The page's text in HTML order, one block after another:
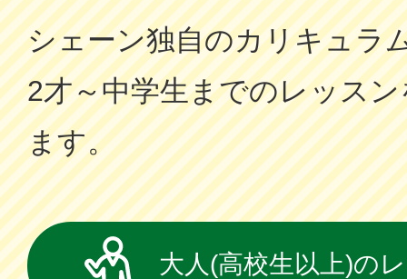
シェーン独⾃のカリキュラ
2才～中学⽣までのレッス
ます。
大人(高校生以上)の